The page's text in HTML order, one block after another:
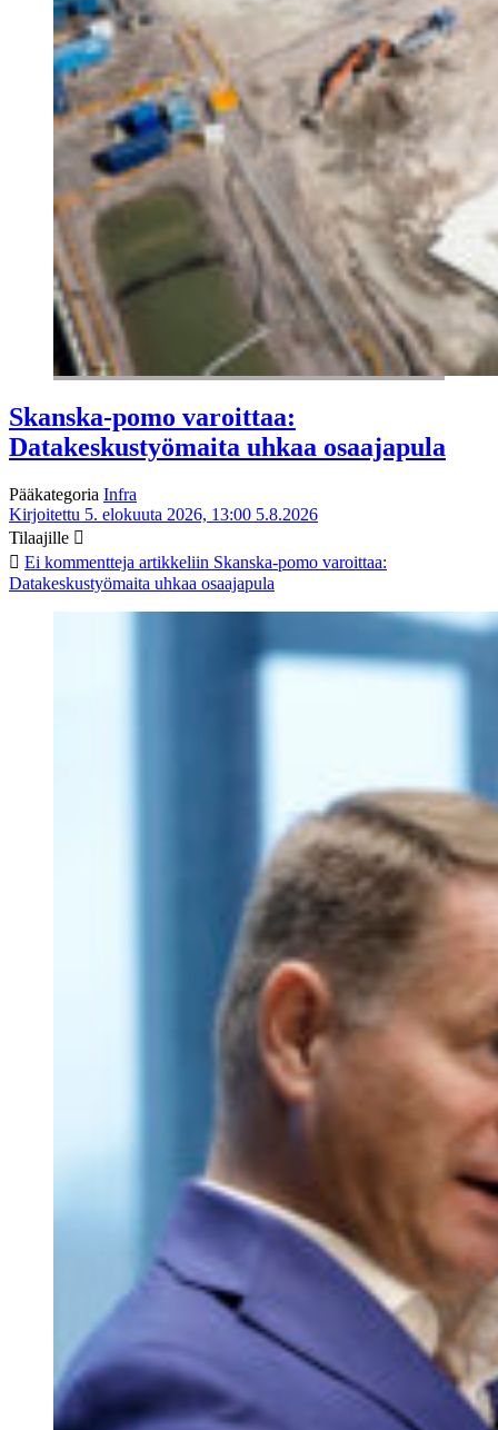
Skanska-pomo varoittaa:
Datakeskustyömaita uhkaa osaajapula
Pääkategoria Infra
Kirjoitettu 5. elokuuta 2026, 13:00 5.8.2026
Tilaajille
Ei kommentteja artikkeliin Skanska-pomo varoittaa:
Datakeskustyömaita uhkaa osaajapula